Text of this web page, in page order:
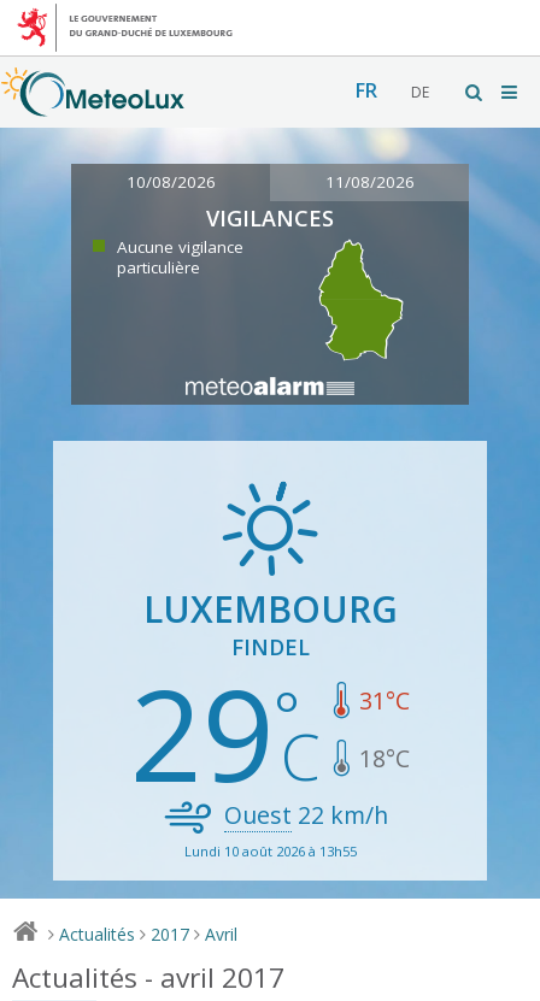
FR DE
10/08/2026 11/08/2026
VIGILANCES
Aucune vigilance
particulière
LUXEMBOURG
FINDEL
29 31°C
18°C
Ouest 22 km/h
Lundi 10 août 2026 à 13h55
> Actualités > 2017 > Avril
Actualités - avril 2017